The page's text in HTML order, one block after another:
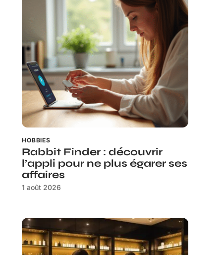
HOBBIES
Rabbit Finder : découvrir
l’appli pour ne plus égarer ses
affaires
1 août 2026